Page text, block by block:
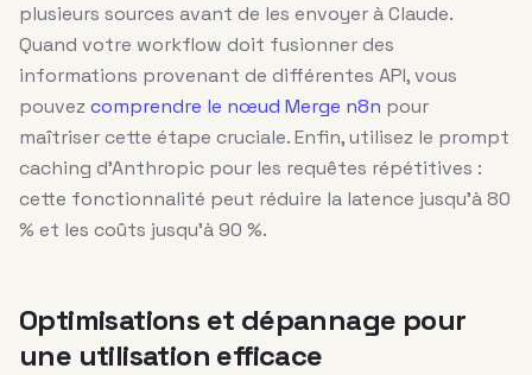
plusieurs sources avant de les envoyer à Claude.
Quand votre workflow doit fusionner des
informations provenant de différentes API, vous
pouvez comprendre le nœud Merge n8n pour
maîtriser cette étape cruciale. Enfin, utilisez le prompt
caching d’Anthropic pour les requêtes répétitives :
cette fonctionnalité peut réduire la latence jusqu’à 80
% et les coûts jusqu’à 90 %.
Optimisations et dépannage pour
une utilisation efficace